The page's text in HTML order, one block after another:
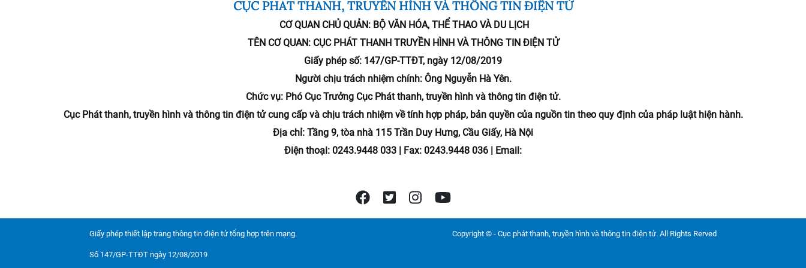
CỤC PHÁT THANH, TRUYỀN HÌNH VÀ THÔNG TIN ĐIỆN TỬ
CƠ QUAN CHỦ QUẢN: BỘ VĂN HÓA, THỂ THAO VÀ DU LỊCH
TÊN CƠ QUAN: CỤC PHÁT THANH TRUYỀN HÌNH VÀ THÔNG TIN ĐIỆN TỬ
Giấy phép số: 147/GP-TTĐT, ngày 12/08/2019
Người chịu trách nhiệm chính: Ông Nguyễn Hà Yên.
Chức vụ: Phó Cục Trưởng Cục Phát thanh, truyền hình và thông tin điện tử.
Cục Phát thanh, truyền hình và thông tin điện tử cung cấp và chịu trách nhiệm về tính hợp pháp, bản quyền của nguồn tin theo quy định của pháp luật hiện hành.
Địa chỉ: Tầng 9, tòa nhà 115 Trần Duy Hưng, Cầu Giấy, Hà Nội
Điện thoại: 0243.9448 033 | Fax: 0243.9448 036 | Email:
Giấy phép thiết lập trang thông tin điện tử tổng hợp trên mạng.
Số 147/GP-TTĐT ngày 12/08/2019
Copyright © - Cục phát thanh, truyền hình và thông tin điện tử. All Rights Rerved